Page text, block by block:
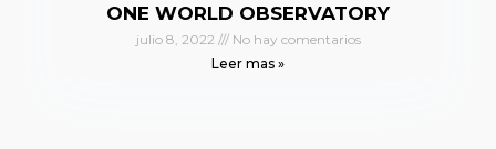
ONE WORLD OBSERVATORY
julio 8, 2022
No hay comentarios
Leer mas »